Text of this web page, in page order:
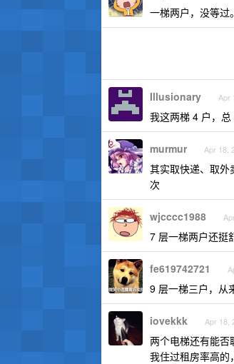
一梯两户，没等过
Illusionary Apr
我这两梯 4 户，
murmur Apr 18,
其实取快递、取外
次
wjcccc1988
7 层一梯两户还挺
fe619742721
9 层一梯三户，从
iovekkk Apr 18,
两个电梯还有能否
我住过租房率高的